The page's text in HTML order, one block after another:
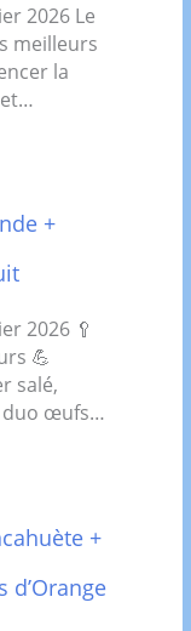
2026 Le
meilleurs
la
+
2026 🥄
💪
salé,
duo œufs…
+
d’Orange